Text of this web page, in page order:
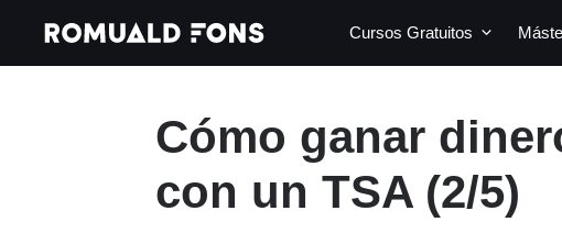
Cursos Gratuitos
Cómo ganar
con un TSA (2/5)